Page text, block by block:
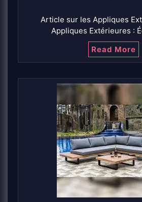
Article sur les Appliques
Appliques Extérieures :
Read More